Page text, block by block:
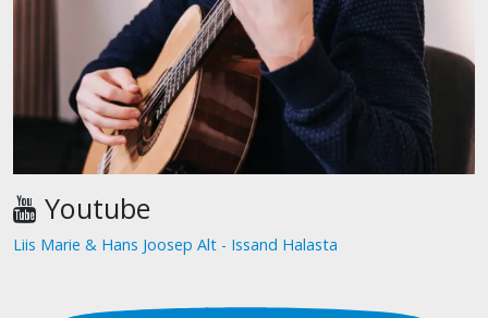
Youtube
Liis Marie & Hans Joosep Alt - Issand Halasta